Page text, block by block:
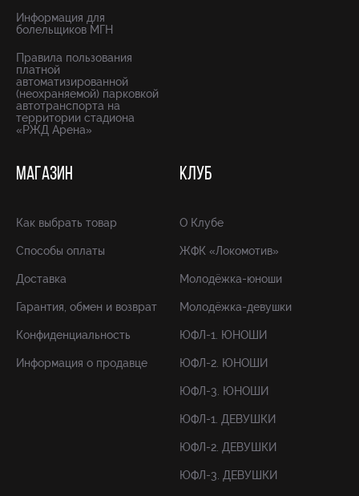
Информация для
болельщиков МГН
Правила пользования
платной
автоматизированной
(неохраняемой) парковкой
автотранспорта на
территории стадиона
«РЖД Арена»
МАГАЗИН
Как выбрать товар
Способы оплаты
Доставка
Гарантия, обмен и возврат
Конфиденциальность
Информация о продавце
КЛУБ
О Клубе
ЖФК «Локомотив»
Молодёжка-юноши
Молодёжка-девушки
ЮФЛ-1. ЮНОШИ
ЮФЛ-2. ЮНОШИ
ЮФЛ-3. ЮНОШИ
ЮФЛ-1. ДЕВУШКИ
ЮФЛ-2. ДЕВУШКИ
ЮФЛ-3. ДЕВУШКИ